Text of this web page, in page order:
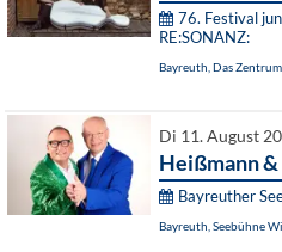
76. Festival
RE:SONANZ:
Bayreuth, Das Zentrum
Di 11. August
Heißmann
Bayreuther
Bayreuth, Seebühne